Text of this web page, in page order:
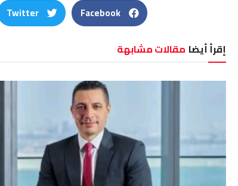
Facebook
Twitter
إقرأ أيضا مقالات مشابهة